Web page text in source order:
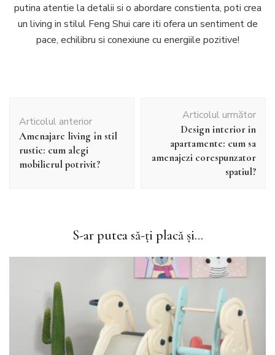
putina atentie la detalii si o abordare constienta, poti crea
un living in stilul Feng Shui care iti ofera un sentiment de
pace, echilibru si conexiune cu energiile pozitive!
în
articole
Articolul anterior
Amenajare living în stil
rustic: cum alegi
mobilierul potrivit?
Articolul următor
Design interior in
apartamente: cum sa
amenajezi corespunzator
spatiul?
S-ar putea să-ți placă și...